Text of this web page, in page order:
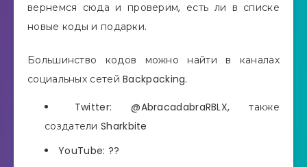
вернемся сюда и проверим, есть ли в списке
новые коды и подарки.
Большинство кодов можно найти в каналах
социальных сетей Backpacking.
Twitter: @AbracadabraRBLX, также
создатели Sharkbite
YouTube: ??